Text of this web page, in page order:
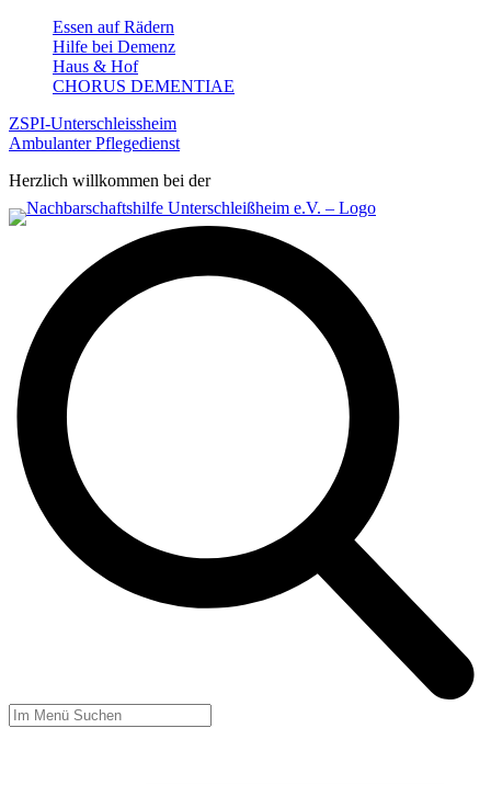
Essen auf Rädern
Hilfe bei Demenz
Haus & Hof
CHORUS DEMENTIAE
ZSPI-Unterschleissheim
Ambulanter Pflegedienst
Herzlich willkommen bei der